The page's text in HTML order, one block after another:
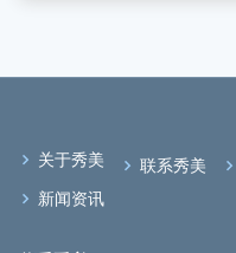
关于秀美 联系秀美
新闻资讯